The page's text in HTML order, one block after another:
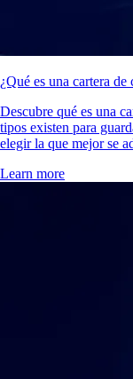
¿Qué es una cartera
Descubre qué es una
tipos existen para
elegir la que mejor se
Learn more